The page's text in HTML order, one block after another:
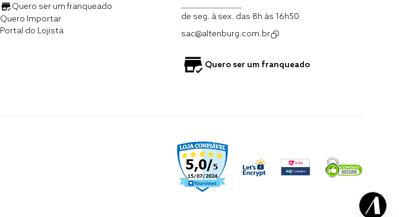
Quero ser um franqueado
Quero Importar
Portal do Lojista
de seg. à sex. das 8h às 16h50
sac@altenburg.com.br
Quero ser um franqueado